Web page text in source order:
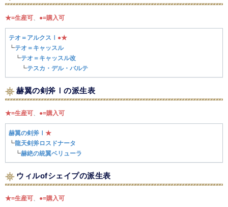
★=生産可 ●=購入可
テオ＝アルクスⅠ ●★
┗テオ＝キャッスル
┗テオ＝キャッスル改
┗テスカ・デル・バルテ
赫翼の剣斧Ⅰの派生表
★=生産可 ●=購入可
赫翼の剣斧Ⅰ ★
┗龍天剣斧ロスドナータ
┗赫絶の統翼ベリューラ
ウィルofシェイプの派生表
★=生産可 ●=購入可